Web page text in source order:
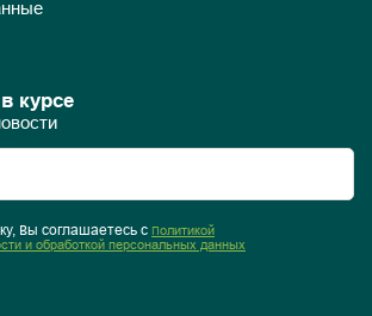
курсе
Вы соглашаетесь с Политикой
и обработкой персональных данных